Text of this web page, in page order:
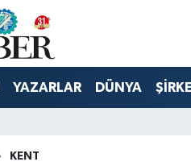
YAZARLAR DÜNYA
KENT